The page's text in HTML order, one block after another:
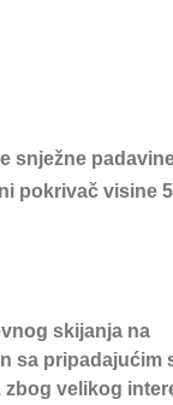
snježne
pokrivač visine
skijanja na
sa pripadajućim
zbog velikog